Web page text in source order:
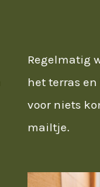
Regelmatig
het terras
voor niets
mailtje.